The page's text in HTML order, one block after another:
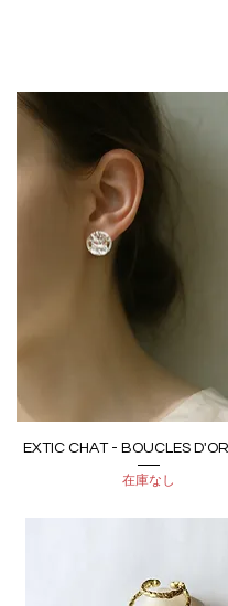
クイックビュー
EXTIC CHAT - BOUCLES
在庫なし